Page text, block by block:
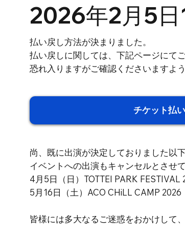
尚、既に出演が決定しておりました以
イベントへの出演もキャンセルとさせて
4月5日（日）TOTTEI PARK
5月16日（土）ACO CHiLL CAMP 2026
皆様には多大なるご迷惑をおかけして
チケット払
払い戻し方法が決まりました。
払い戻しに関しては、下記ページにて
恐れ入りますがご確認くださいますよ
2026年2月5